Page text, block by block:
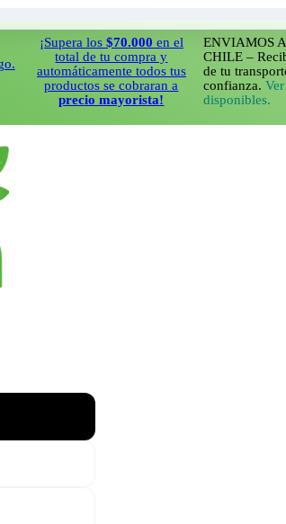
¡Supera los$70.000en el
total de tu compra y
automáticamente todos tus
productos se cobraran a
precio mayorista!
ENVIAMOS A
CHILE – Recibe a
de tu transporte de
confianza.Ver
disponibles.